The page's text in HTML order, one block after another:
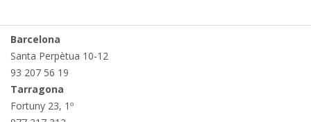
Barcelona
Santa Perpètua 10-12
93 207 56 19
Tarragona
Fortuny 23, 1º